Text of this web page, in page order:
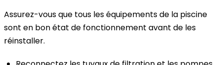
Assurez-vous que tous les équipements de la piscine
sont en bon état de fonctionnement avant de les
réinstaller.